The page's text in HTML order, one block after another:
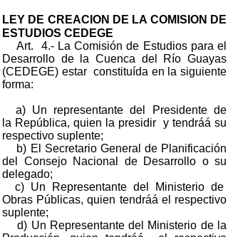
LEY DE CREACION DE LA COMISION DE
ESTUDIOS CEDEGE
Art. 4.- La Comisión de Estudios para el
Desarrollo de la Cuenca del Río Guayas
(CEDEGE) estar constituída en la siguiente
forma:
a) Un representante del Presidente de
la República, quien la presidir y tendráá su
respectivo suplente;
b) El Secretario General de Planificación
del Consejo Nacional de Desarrollo o su
delegado;
c) Un Representante del Ministerio de
Obras Públicas, quien tendráá el respectivo
suplente;
d) Un Representante del Ministerio de la